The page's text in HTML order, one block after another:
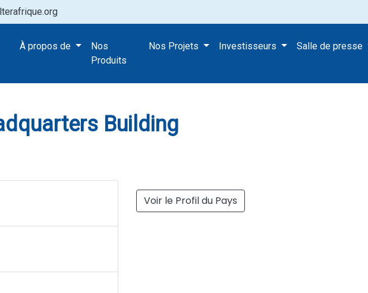
À propos de
Nos
Produits
Nos Projets Investisseurs Salle de presse
Headquarters Building
Building
Voir le Profil du Pays